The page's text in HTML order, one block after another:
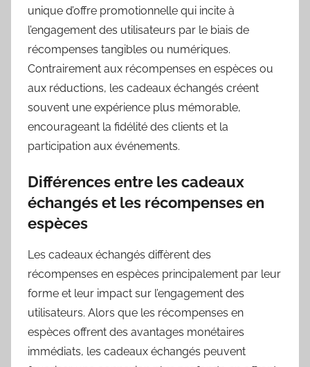
unique d’offre promotionnelle qui incite à
l’engagement des utilisateurs par le biais de
récompenses tangibles ou numériques.
Contrairement aux récompenses en espèces ou
aux réductions, les cadeaux échangés créent
souvent une expérience plus mémorable,
encourageant la fidélité des clients et la
participation aux événements.
Différences entre les cadeaux
échangés et les récompenses en
espèces
Les cadeaux échangés diffèrent des
récompenses en espèces principalement par leur
forme et leur impact sur l’engagement des
utilisateurs. Alors que les récompenses en
espèces offrent des avantages monétaires
immédiats, les cadeaux échangés peuvent